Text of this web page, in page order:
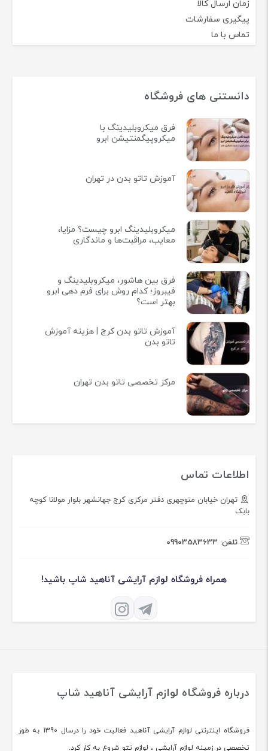
زمان ارسال کالا
پیگیری سفارشات
تماس با ما
دانستنی های فروشگاه
فرق میکروبلیدینگ با
میکروپیگمنتیشن ابرو
آموزش تاتو بدن در تهران
میکروبلیدینگ ابرو چیست؟ مزایا،
معایب، مراقبت‌ها و ماندگاری
فرق بین هاشور، میکروبلیدینگ و
فیبروز؛ کدام روش برای فرم دهی ابرو
بهتر است؟
آموزش تاتو بدن کرج | هزینه آموزش
تاتو بدن
مرکز تخصصی تاتو بدن تهران
اطلاعات تماس
تهران خیابان منوچهری دفتر مرکزی کرج جهانشهر بلوار مولانا کوچه
بابک
تلفن: 09903583633
همراه فروشگاه لوازم آرایشی آناهید شاپ باشید!
درباره فروشگاه لوازم آرایشی آناهید شاپ
فروشگاه اینترنتی لوازم آرایشی آناهید فعالیت خود را درسال 1390 به طور
تخصصی در زمینه لوازم آرایشی ، لوازم تتو شروع به کار کرد.